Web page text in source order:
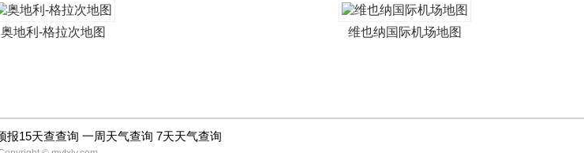
奥地利-格拉次地图 维也纳国际机场地图
报15天查查询 一周天气查询 7天天气查询